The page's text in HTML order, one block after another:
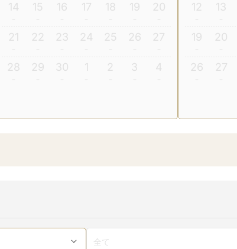
14 15 16 17 18 19 20
21 22 23 24 25 26 27
28 29 30 1 2 3 4
12 13
19 20
26 27